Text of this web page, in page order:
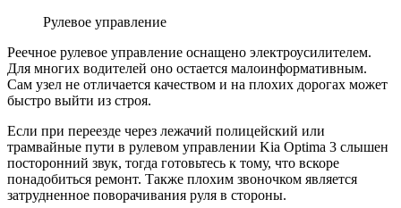
Рулевое управление
Реечное рулевое управление оснащено электроусилителем.
Для многих водителей оно остается малоинформативным.
Сам узел не отличается качеством и на плохих дорогах может
быстро выйти из строя.
Если при переезде через лежачий полицейский или
трамвайные пути в рулевом управлении Kia Optima 3 слышен
посторонний звук, тогда готовьтесь к тому, что вскоре
понадобиться ремонт. Также плохим звоночком является
затрудненное поворачивания руля в стороны.